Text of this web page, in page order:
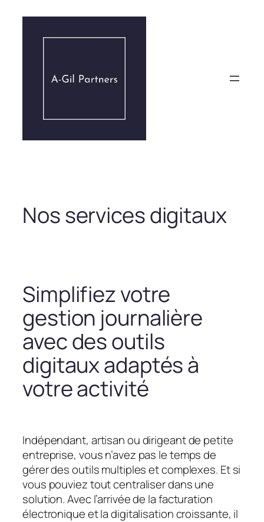
contenu
Nos services digitaux
Simplifiez votre
gestion journalière
avec des outils
digitaux adaptés à
votre activité
Indépendant, artisan ou dirigeant de petite
entreprise, vous n’avez pas le temps de
gérer des outils multiples et complexes. Et si
vous pouviez tout centraliser dans une
solution. Avec l’arrivée de la facturation
électronique et la digitalisation croissante, il